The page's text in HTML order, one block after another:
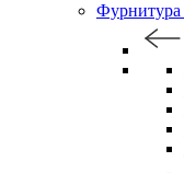
Фурнитура